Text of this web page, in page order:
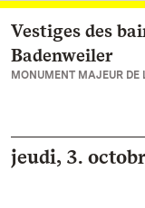
Vers la page
Vestiges des
Badenweiler
MONUMENT MAJEUR
jeudi, 3.